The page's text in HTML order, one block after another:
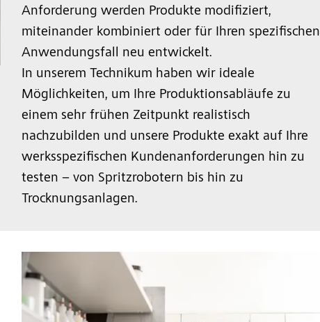
Anforderung werden Produkte modifiziert,
miteinander kombiniert oder für Ihren spezifischen
Anwendungsfall neu entwickelt.
In unserem Technikum haben wir ideale
Möglichkeiten, um Ihre Produktionsabläufe zu
einem sehr frühen Zeitpunkt realistisch
nachzubilden und unsere Produkte exakt auf Ihre
werksspezifischen Kundenanforderungen hin zu
testen – von Spritzrobotern bis hin zu
Trocknungsanlagen.